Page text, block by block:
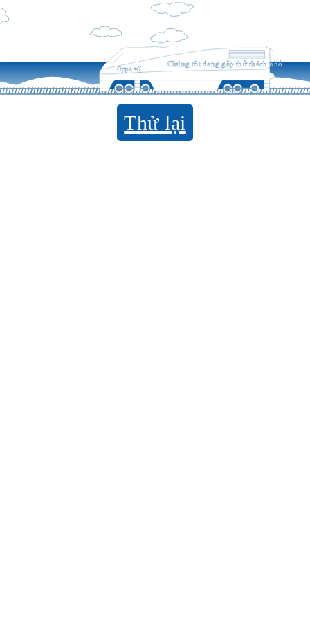
Opps =((
Chúng tôi đang gặp thử thách nhỏ
Thử lại